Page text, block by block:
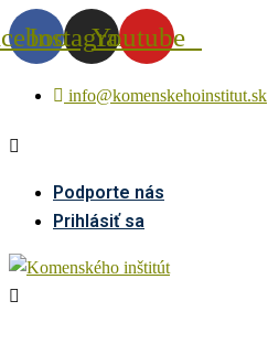
InstagramYoutube
info@komenskehoinstitut.sk
Podporte nás
Prihlásiť sa